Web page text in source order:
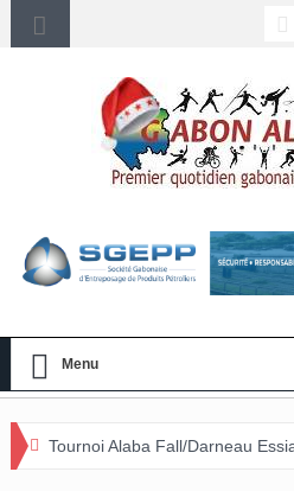
Menu
Fall/Darneau Essia Ndong : «